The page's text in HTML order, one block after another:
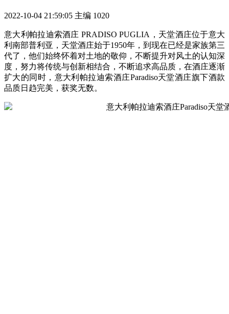
2022-10-04 21:59:05 主编 1020
意大利帕拉迪索酒庄 PRADISO PUGLIA，天堂酒庄位于意大
利南部普利亚， 天堂酒庄始于1950年，到现在已经是家族第三
代了，他们始终怀着对土地的敬仰，不断提升对风土的认知深
度，努力将传统与创新相结合，不断追求高品质，在酒庄逐渐
扩大的同时，意大利帕拉迪索酒庄Paradiso天堂酒庄旗下酒款
品质日趋完美，获奖无数。